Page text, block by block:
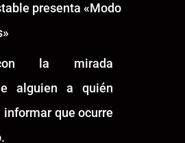
presenta «Modo
la mirada
alguien a quién
que ocurre